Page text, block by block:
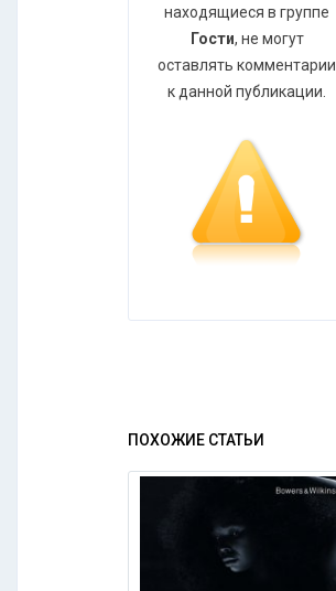
находящиеся в группе
Гости, не могут
оставлять комментарии
к данной публикации.
ПОХОЖИЕ СТАТЬИ